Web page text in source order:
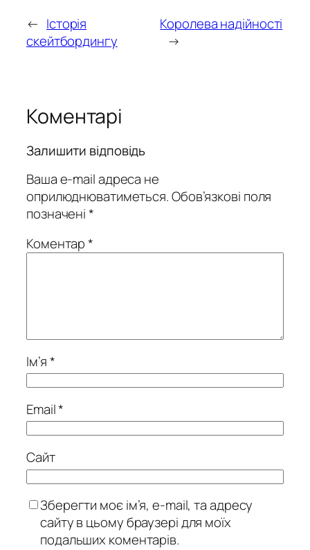
← Історія
скейтбордингу
Королева надійності
→
Коментарі
Залишити відповідь
Ваша e-mail адреса не
оприлюднюватиметься.Обов’язкові поля
позначені*
Коментар*
Ім’я*
Email*
Сайт
Зберегти моє ім’я, e-mail, та адресу
сайту в цьому браузері для моїх
подальших коментарів.